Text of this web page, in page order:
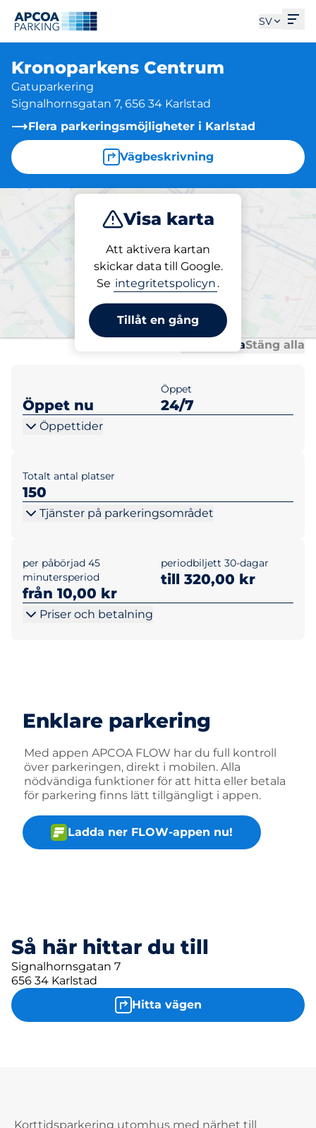
SV
Kronoparkens Centrum
Gatuparkering
Signalhornsgatan 7, 656 34 Karlstad
Flera parkeringsmöjligheter i Karlstad
Vägbeskrivning
Visa karta
Att aktivera kartan
skickar data till Google.
Se integritetspolicyn .
Tillåt en gång
Parkera
Parkering på plats
Kronoparkens Centrum
Öppna allaStäng alla
Öppet nu
Öppet
24/7
Öppettider
Totalt antal platser
150
Tjänster på parkeringsområdet
per påbörjad 45
minutersperiod
från 10,00 kr
periodbiljett 30-dagar
till 320,00 kr
Priser och betalning
Enklare parkering
Med appen APCOA FLOW har du full kontroll
över parkeringen, direkt i mobilen. Alla
nödvändiga funktioner för att hitta eller betala
för parkering finns lätt tillgängligt i appen.
Ladda ner FLOW-appen nu!
Så här hittar du till
Signalhornsgatan 7
656 34 Karlstad
Hitta vägen
Korttidsparkering utomhus med närhet till